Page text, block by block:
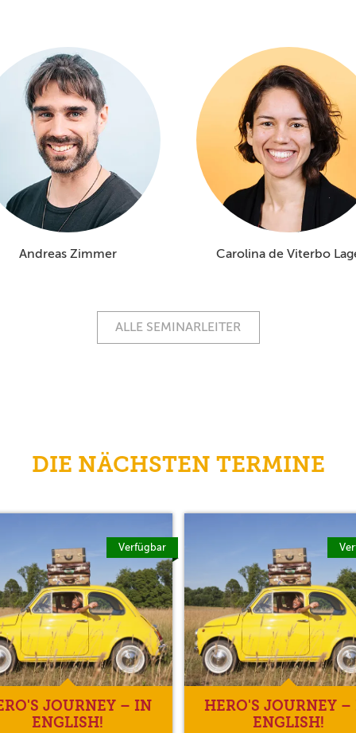
Andreas Zimmer Carolina de Viterbo
ALLE SEMINARLEITER
DIE NÄCHSTEN TERMINE
Verfügbar
JOURNEY – IN
ENGLISH!
HERO'S JOURNEY
ENGLISH!